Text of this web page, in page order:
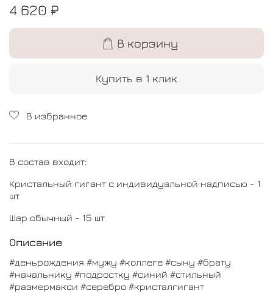
4 620 ₽
В корзину
Купить в 1 клик
В избранное
В состав входит:
Кристальный гигант с индивидуальной надписью - 1
шт
Шар обычный - 15 шт
Описание
#деньрождения #мужу #коллеге #сыну #брату
#начальнику #подростку #синий #стильный
#размермакси #серебро #кристалгигант